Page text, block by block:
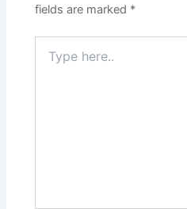
fields are marked *
here..